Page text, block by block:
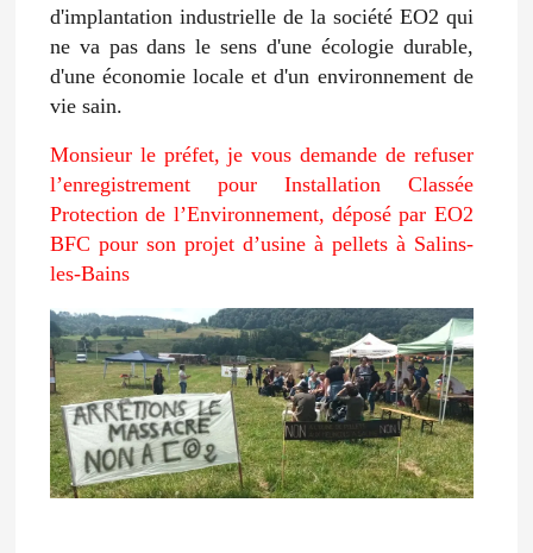
d'implantation industrielle de la société EO2 qui
ne va pas dans le sens d'une écologie durable,
d'une économie locale et d'un environnement de
vie sain.
Monsieur le préfet, je vous demande de refuser
l’enregistrement pour Installation Classée
Protection de l’Environnement, déposé par EO2
BFC pour son projet d’usine à pellets à Salins-
les-Bains